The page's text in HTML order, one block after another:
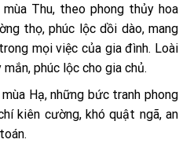
Thu, theo phong thủy hoa
thọ, phúc lộc dồi dào, mang
mọi việc của gia đình. Loài
phúc lộc cho gia chủ.
Hạ, những bức tranh phong
kiên cường, khó quật ngã, an